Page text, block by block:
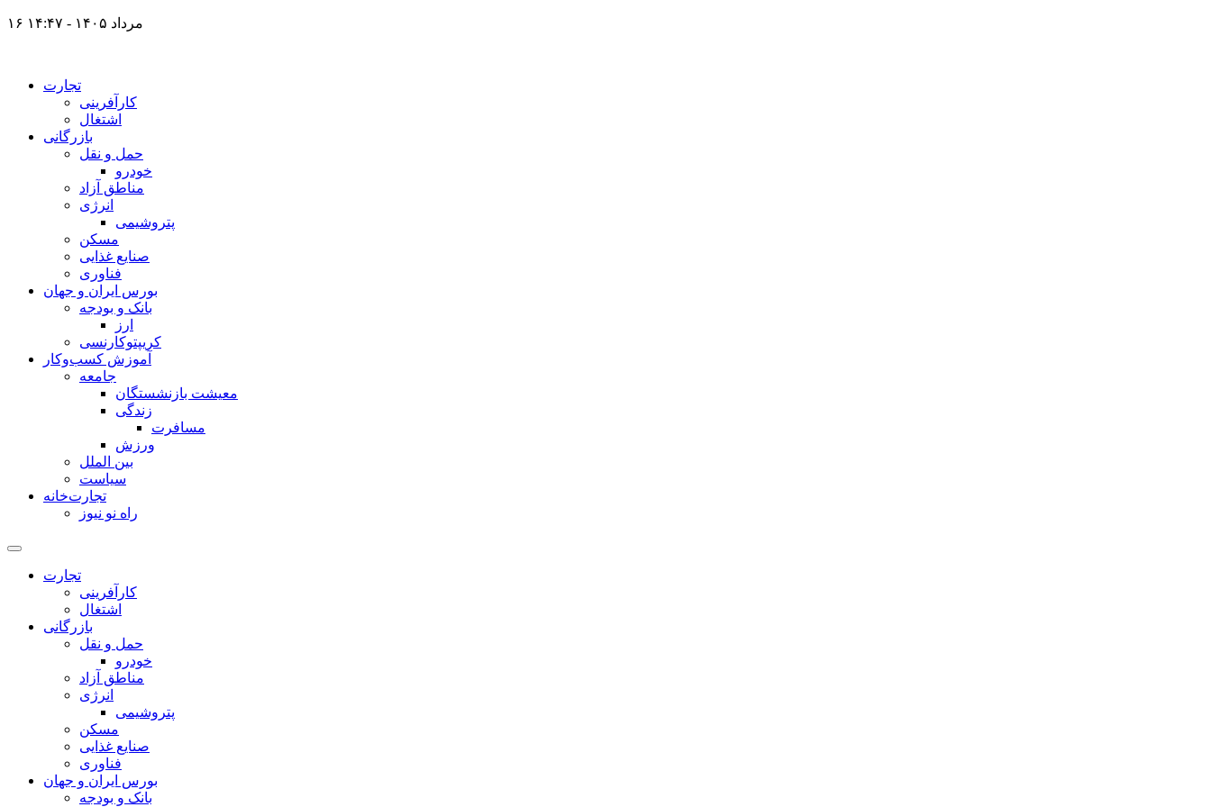
۱۶ مرداد ۱۴۰۵ - ۱۴:۴۷
تجارت
کارآفرینی
اشتغال
بازرگانی
حمل و نقل
خودرو
مناطق آزاد
انرژی
پتروشیمی
مسکن
صنایع غذایی
فناوری
بورس ایران و جهان
بانک و بودجه
ارز
کریپتوکارنسی
آموزش کسب‌وکار
جامعه
معیشت بازنشستگان
زندگی
مسافرت
ورزش
بین الملل
سیاست
تجارت‌خانه
راه نو نیوز
تجارت
کارآفرینی
اشتغال
بازرگانی
حمل و نقل
خودرو
مناطق آزاد
انرژی
پتروشیمی
مسکن
صنایع غذایی
فناوری
بورس ایران و جهان
بانک و بودجه